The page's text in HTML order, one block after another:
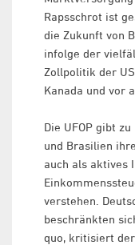
Rapsschrot ist
die Zukunft von
infolge der
Zollpolitik der
Kanada und vor
Die UFOP gibt
und Brasilien
auch als aktives
verstehen.
beschränkten
quo, kritisiert